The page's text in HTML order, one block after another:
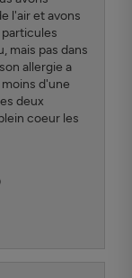
l'air et avons
mais pas dans
allergie a
d'une
deux
coeur les